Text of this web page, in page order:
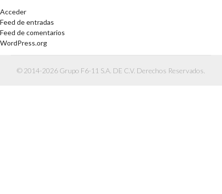
Acceder
Feed de entradas
Feed de comentarios
WordPress.org
© 2014-2026 Grupo F6-11 S.A. DE C.V. Derechos Reservados.